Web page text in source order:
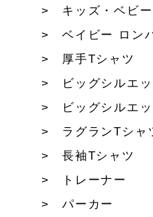
キッズ・ベビ
ベイビー ロン
厚手Tシャツ
ビッグシルエ
ビッグシルエ
ラグランTシャ
長袖Tシャツ
トレーナー
パーカー